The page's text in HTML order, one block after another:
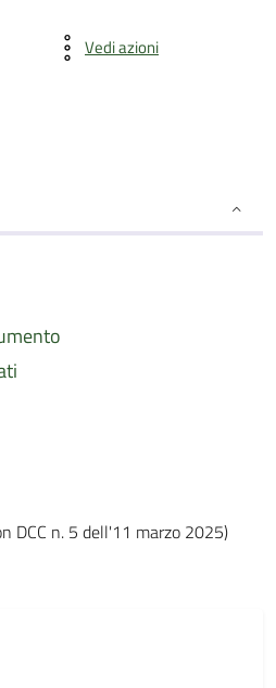
Vedi azioni
DCC n. 5 dell'11 marzo 2025)